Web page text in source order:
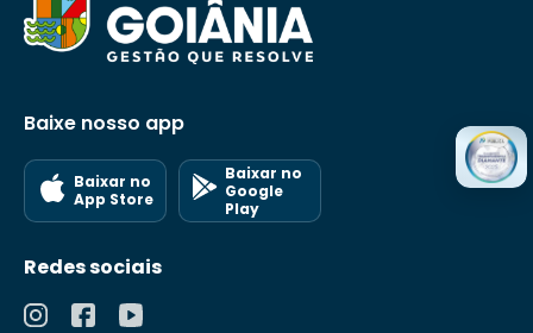
Baixe nosso app
Baixar no
App Store
Baixar no
Google
Play
Redes sociais